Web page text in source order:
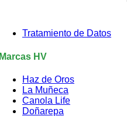
Tratamiento de Datos
Marcas HV
Haz de Oros
La Muñeca
Canola Life
Doñarepa